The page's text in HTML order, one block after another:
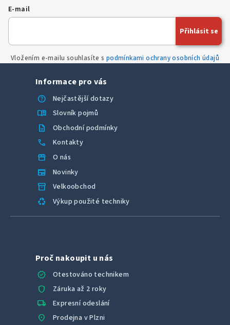
E-mail
Vložením e-mailu souhlasíte s podmínkami ochrany osobních údajů
Přihlásit se
Informace pro vás
help
Nejčastější dotazy
menu_book Slovník pojmů
description Obchodní podmínky
call Kontakty
storefront O nás
newspaper Novinky
inventory_2 Velkoobchod
recycling Výkup použité techniky
Proč nakoupit u nás
verified
Otestováno technikem
shield Záruka až 2 roky
local_shipping Expresní odeslání
location_on Prodejna v Plzni